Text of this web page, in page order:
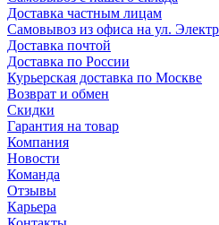
Доставка частным лицам
Самовывоз из офиса на ул.
Доставка почтой
Доставка по России
Курьерская доставка по Москве
Возврат и обмен
Скидки
Гарантия на товар
Компания
Новости
Команда
Отзывы
Карьера